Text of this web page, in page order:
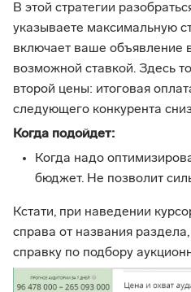
В этой стратегии
указываете максимальную
включает ваше объявление
возможной ставкой. Здесь
второй цены: итоговая
следующего конкурента
Когда подойдет:
Когда надо
бюджет. Не позволит
Кстати, при наведении
справа от названия
справку по подбору